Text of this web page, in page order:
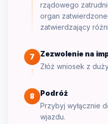
rządowego
organ
zatwierdzający
7
Zezwolenie na
Złóż wniosek z
8
Podróż
Przybyj wyłącznie
wjazdu.